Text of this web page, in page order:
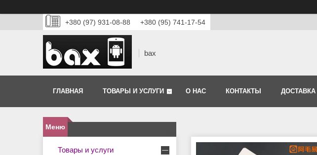
+380 (97) 931-08-88 +380 (95) 741-17-54
bax
ГЛАВНАЯ ТОВАРЫ И УСЛУГИ О НАС КОНТАКТЫ
Товары и услуги